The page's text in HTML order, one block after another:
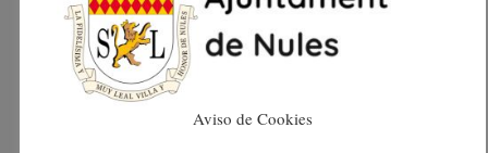
diciembre 2024
noviembre 2024
Aviso de Cookies